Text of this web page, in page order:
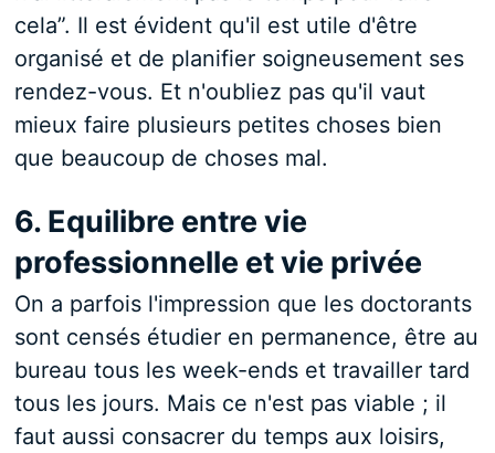
cela”. Il est évident qu'il est utile d'être
organisé et de planifier soigneusement ses
rendez-vous. Et n'oubliez pas qu'il vaut
mieux faire plusieurs petites choses bien
que beaucoup de choses mal.
6. Equilibre entre vie
professionnelle et vie privée
On a parfois l'impression que les doctorants
sont censés étudier en permanence, être au
bureau tous les week-ends et travailler tard
tous les jours. Mais ce n'est pas viable ; il
faut aussi consacrer du temps aux loisirs,